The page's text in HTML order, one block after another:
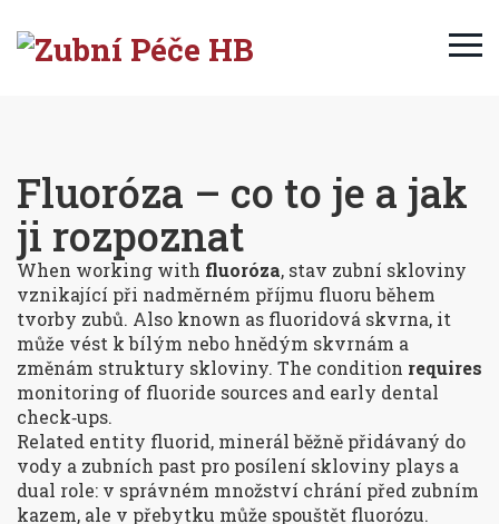
Fluoróza – co to je a jak
ji rozpoznat
When working with fluoróza, stav zubní skloviny
vznikající při nadměrném příjmu fluoru během
tvorby zubů. Also known as fluoridová skvrna, it
může vést k bílým nebo hnědým skvrnám a
změnám struktury skloviny. The condition requires
monitoring of fluoride sources and early dental
check‑ups.
Related entity fluorid, minerál běžně přidávaný do
vody a zubních past pro posílení skloviny plays a
dual role: v správném množství chrání před zubním
kazem, ale v přebytku může spouštět fluorózu.